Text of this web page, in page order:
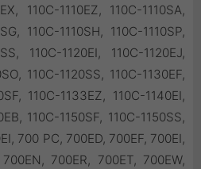
110C-1110EZ, 110C-1110SA,
110C-1110SH, 110C-1110SP,
110C-1120EI, 110C-1120EJ,
110C-1120SS, 110C-1130EF,
110C-1133EZ, 110C-1140EI,
110C-1150SF, 110C-1150SS,
700 PC, 700ED, 700EF, 700EI,
700ER, 700ET, 700EW,